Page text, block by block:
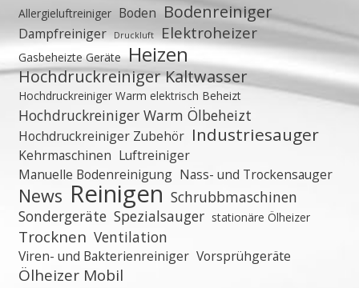
Allergieluftreiniger Boden Bodenreiniger
Dampfreiniger Druckluft Elektroheizer
Gasbeheizte Geräte Heizen
Hochdruckreiniger Kaltwasser
Hochdruckreiniger Warm elektrisch Beheizt
Hochdruckreiniger Warm Ölbeheizt
Hochdruckreiniger Zubehör Industriesauger
Kehrmaschinen Luftreiniger
Manuelle Bodenreinigung Nass- und Trockensauger
News Reinigen Schrubbmaschinen
Sondergeräte Spezialsauger stationäre Ölheizer
Trocknen Ventilation
Viren- und Bakterienreiniger Vorsprühgeräte
Ölheizer Mobil